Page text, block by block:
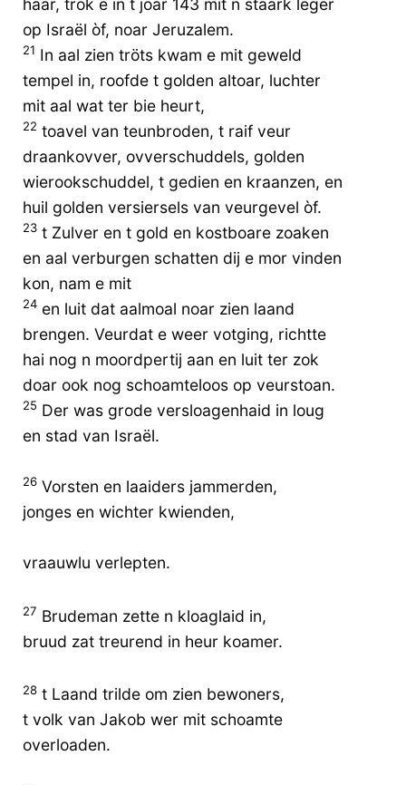
haar, trok e in t joar 143 mit n staark leger
op Israël òf, noar Jeruzalem.
21 In aal zien tröts kwam e mit geweld
tempel in, roofde t golden altoar, luchter
mit aal wat ter bie heurt,
22 toavel van teunbroden, t raif veur
draankovver, ovverschuddels, golden
wierookschuddel, t gedien en kraanzen, en
huil golden versiersels van veurgevel òf.
23 t Zulver en t gold en kostboare zoaken
en aal verburgen schatten dij e mor vinden
kon, nam e mit
24 en luit dat aalmoal noar zien laand
brengen. Veurdat e weer votging, richtte
hai nog n moordpertij aan en luit ter zok
doar ook nog schoamteloos op veurstoan.
25 Der was grode versloagenhaid in loug
en stad van Israël.
26 Vorsten en laaiders jammerden,
jonges en wichter kwienden,
vraauwlu verlepten.
27 Brudeman zette n kloaglaid in,
bruud zat treurend in heur koamer.
28 t Laand trilde om zien bewoners,
t volk van Jakob wer mit schoamte
overloaden.